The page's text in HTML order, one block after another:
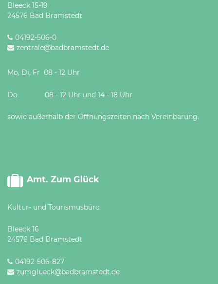
Bleeck 15-19
24576 Bad Bramstedt
04192-506-0
zentrale@badbramstedt.de
Mo, Di, Fr 08 - 12 Uhr
Do 08 - 12 Uhr und 14 - 18 Uhr
sowie außerhalb der Öffnungszeiten nach Vereinbarung.
Amt. Zum Glück
Kultur- und Tourismusbüro
Bleeck 16
24576 Bad Bramstedt
04192-506-827
zumglueck@badbramstedt.de